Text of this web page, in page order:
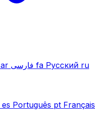
ar فارسی fa Русский ru
es Português pt Français